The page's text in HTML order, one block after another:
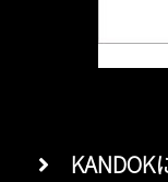
KANDOK